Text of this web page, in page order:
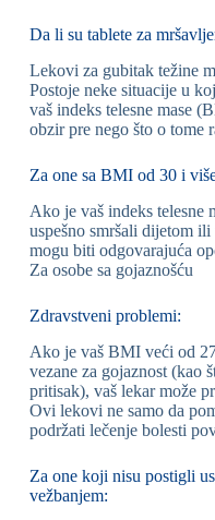
Da li su tablete za
Lekovi za gubitak težine
Postoje neke situacije u
vaš indeks telesne mase
obzir pre nego što o tome
Za one sa BMI od 30 i
Ako je vaš indeks telesne
uspešno smršali dijetom
mogu biti odgovarajuća
Za osobe sa gojaznošću
Zdravstveni problemi:
Ako je vaš BMI veći od
vezane za gojaznost (kao
pritisak), vaš lekar može
Ovi lekovi ne samo da
podržati lečenje bolesti
Za one koji nisu postigli
vežbanjem: